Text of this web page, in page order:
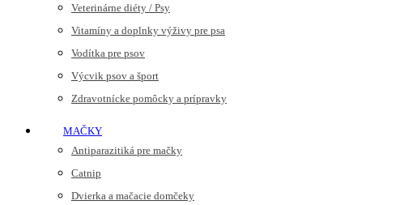
Veterinárne diéty / Psy
Vitamíny a doplnky výživy pre psa
Vodítka pre psov
Výcvik psov a šport
Zdravotnícke pomôcky a prípravky
MAČKY
Antiparazitiká pre mačky
Catnip
Dvierka a mačacie domčeky